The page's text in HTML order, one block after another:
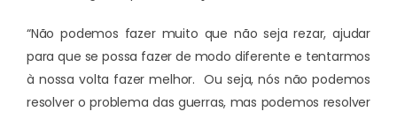
“Não podemos fazer muito que não seja rezar, ajudar
para que se possa fazer de modo diferente e tentarmos
à nossa volta fazer melhor. Ou seja, nós não podemos
resolver o problema das guerras, mas podemos resolver